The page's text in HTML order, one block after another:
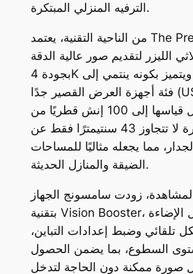
الترفيه المنزلي المبتكرة.
من الناحية التقنية، يعتمد The Premiere 5 على
الليزر لتقديم صور عالية الدقة
بجودة 4K فائقة الوضوح. ويتميز بكونه ينتمي إلى
فئة أجهزة العرض القصير جدًا (UST)، حيث يستطيع
عرض صورة يصل قياسها إلى 100 إنش قطريًا من
مسافة قصيرة لا تتجاوز 43 سنتيمترًا فقط عن
مما يجعله مثاليًا للمساحات
الضيقة والمنازل الحديثة.
زودت سامسونج الجهاز
بتقنية Vision Booster، التي تقوم بتحليل الإضاءة
تلقائي وضبط إعدادات التباين،
السطوع، بما يضمن الحصول
صورة ممكنة دون الحاجة لتدخل